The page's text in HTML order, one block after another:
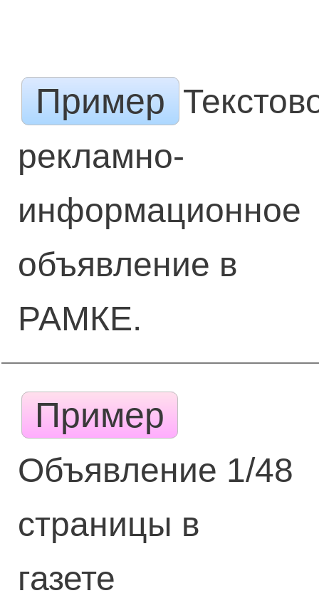
Пример
рекламно-
информационное
объявление в
РАМКЕ.
Пример
Объявление 1/48
страницы в
газете